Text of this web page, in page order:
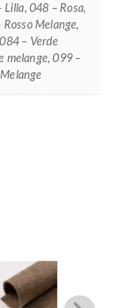
048 – Rosa,
Melange,
– Verde
melange, 099 –